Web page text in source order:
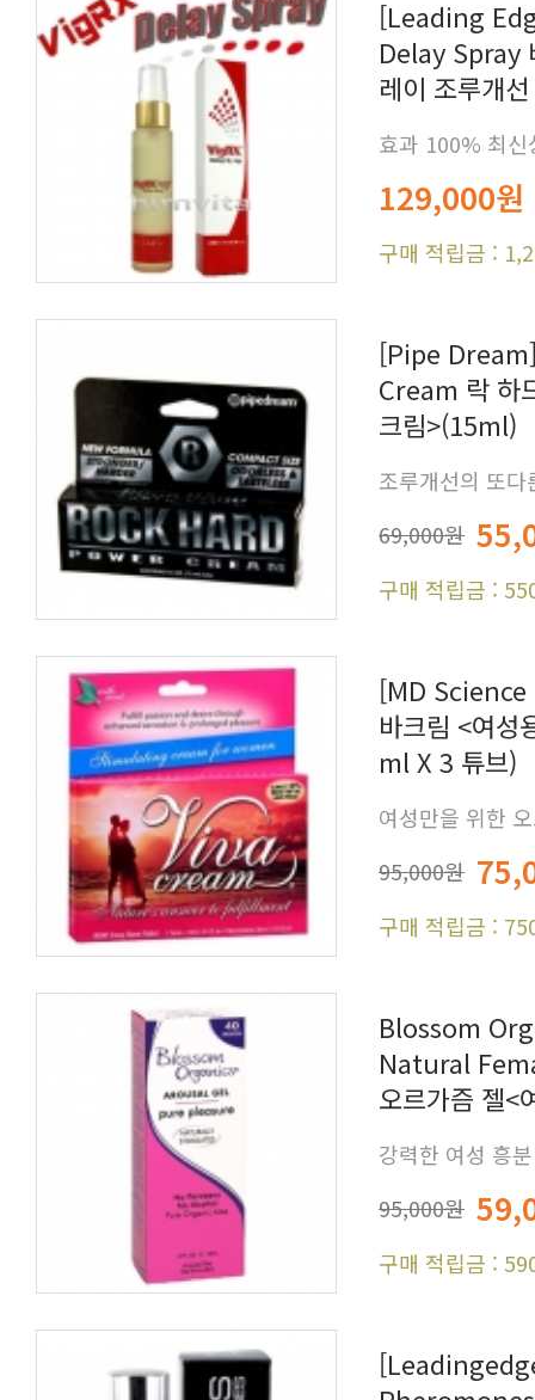
레이 조루개
효과 100% 최신
129,000원
구매 적립금 :
크림>(15ml)
조루개선의 또
69,000원
구매 적립금 :
ml X 3 튜브)
여성만을 위한
95,000원
구매 적립금 :
오르가즘 젤<
강력한 여성 흥
95,000원
구매 적립금 :